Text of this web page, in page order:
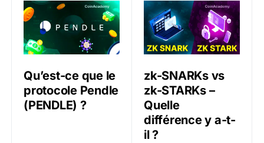
Qu’est-ce que le protocole Pendle (PENDLE) ?
Qu’est-ce que le
protocole Pendle
(PENDLE) ?
zk-SNARKs vs zk-
zk-SNARKs vs
zk-STARKs –
Quelle
différence y a-t-
il ?